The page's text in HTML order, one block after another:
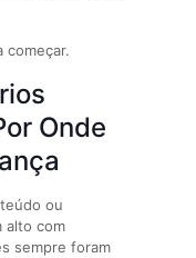
começar.
Onde
ou
alto com
sempre foram